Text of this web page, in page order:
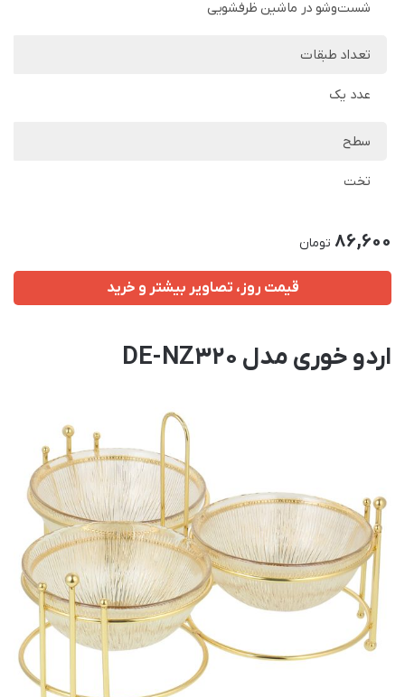
شست‌وشو در ماشین ظرفشویی
تعداد طبقات
عدد یک
سطح
تخت
86,600 تومان
قیمت روز، تصاویر بیشتر و خرید
اردو خوری مدل DE-NZ320